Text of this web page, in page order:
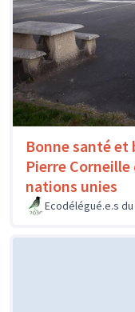
Bonne santé
Pierre Corneille
nations unies
Ecodélégué.e.s